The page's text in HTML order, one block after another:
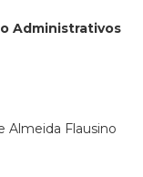
Administrativos
Almeida Flausino